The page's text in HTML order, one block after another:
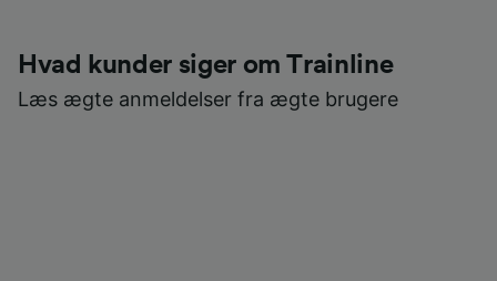
Hvad kunder siger om Trainline
Læs ægte anmeldelser fra ægte brugere